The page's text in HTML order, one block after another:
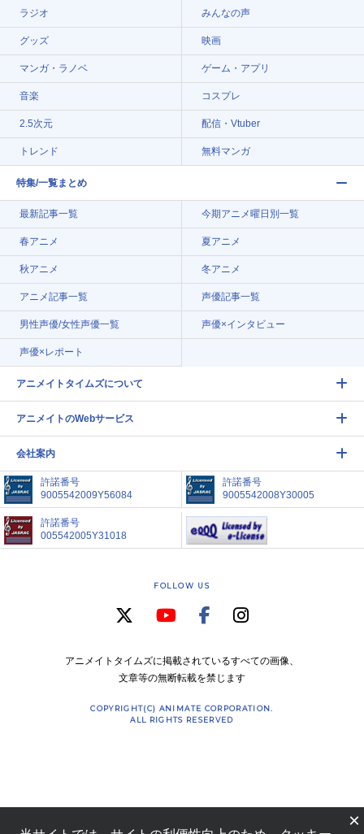
ラジオ みんなの声
グッズ 映画
マンガ・ラノベ ゲーム・アプリ
音楽 コスプレ
2.5次元 配信・Vtuber
トレンド 無料マンガ
特集/一覧まとめ
最新記事一覧 今期アニメ曜日別一覧
春アニメ 夏アニメ
秋アニメ 冬アニメ
アニメ記事一覧 声優記事一覧
男性声優/女性声優一覧 声優×インタビュー
声優×レポート
アニメイトタイムズについて
アニメイトのWebサービス
会社案内
許諾番号
9005542009Y56084
許諾番号
9005542008Y30005
許諾番号
005542005Y31018
FOLLOW US
アニメイトタイムズに掲載されているすべての画像、
文章等の無断転載を禁じます
COPYRIGHT(C) ANIMATE CORPORATION.
ALL RIGHTS RESERVED
×